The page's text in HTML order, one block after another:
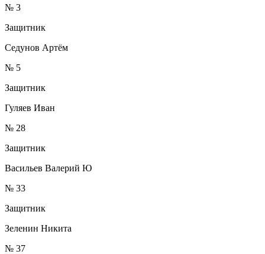
№ 3
Защитник
Седунов Артём
№ 5
Защитник
Гуляев Иван
№ 28
Защитник
Васильев Валерий Ю
№ 33
Защитник
Зеленин Никита
№ 37